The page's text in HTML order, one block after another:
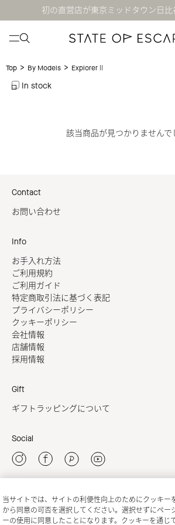
初の直営店が東京ミッドタウン日比
Top > By Models > ExplorerⅡ
In stock
該当商品が見つかりませんで
Contact
お問い合わせ
Info
お手入れ方法
ご利用規約
ご利用ガイド
特定商取引法に基づく表記
プライバシーポリシー
クッキーポリシー
会社情報
店舗情報
採用情報
Gift
ギフトラッピングについて
Social
新規会員登録
当サイトでは、サイトの利便性向上のためにクッキー
から同意の可否を選択してください。選択せずにペー
ーの使用に同意したことになります。クッキーを通じ